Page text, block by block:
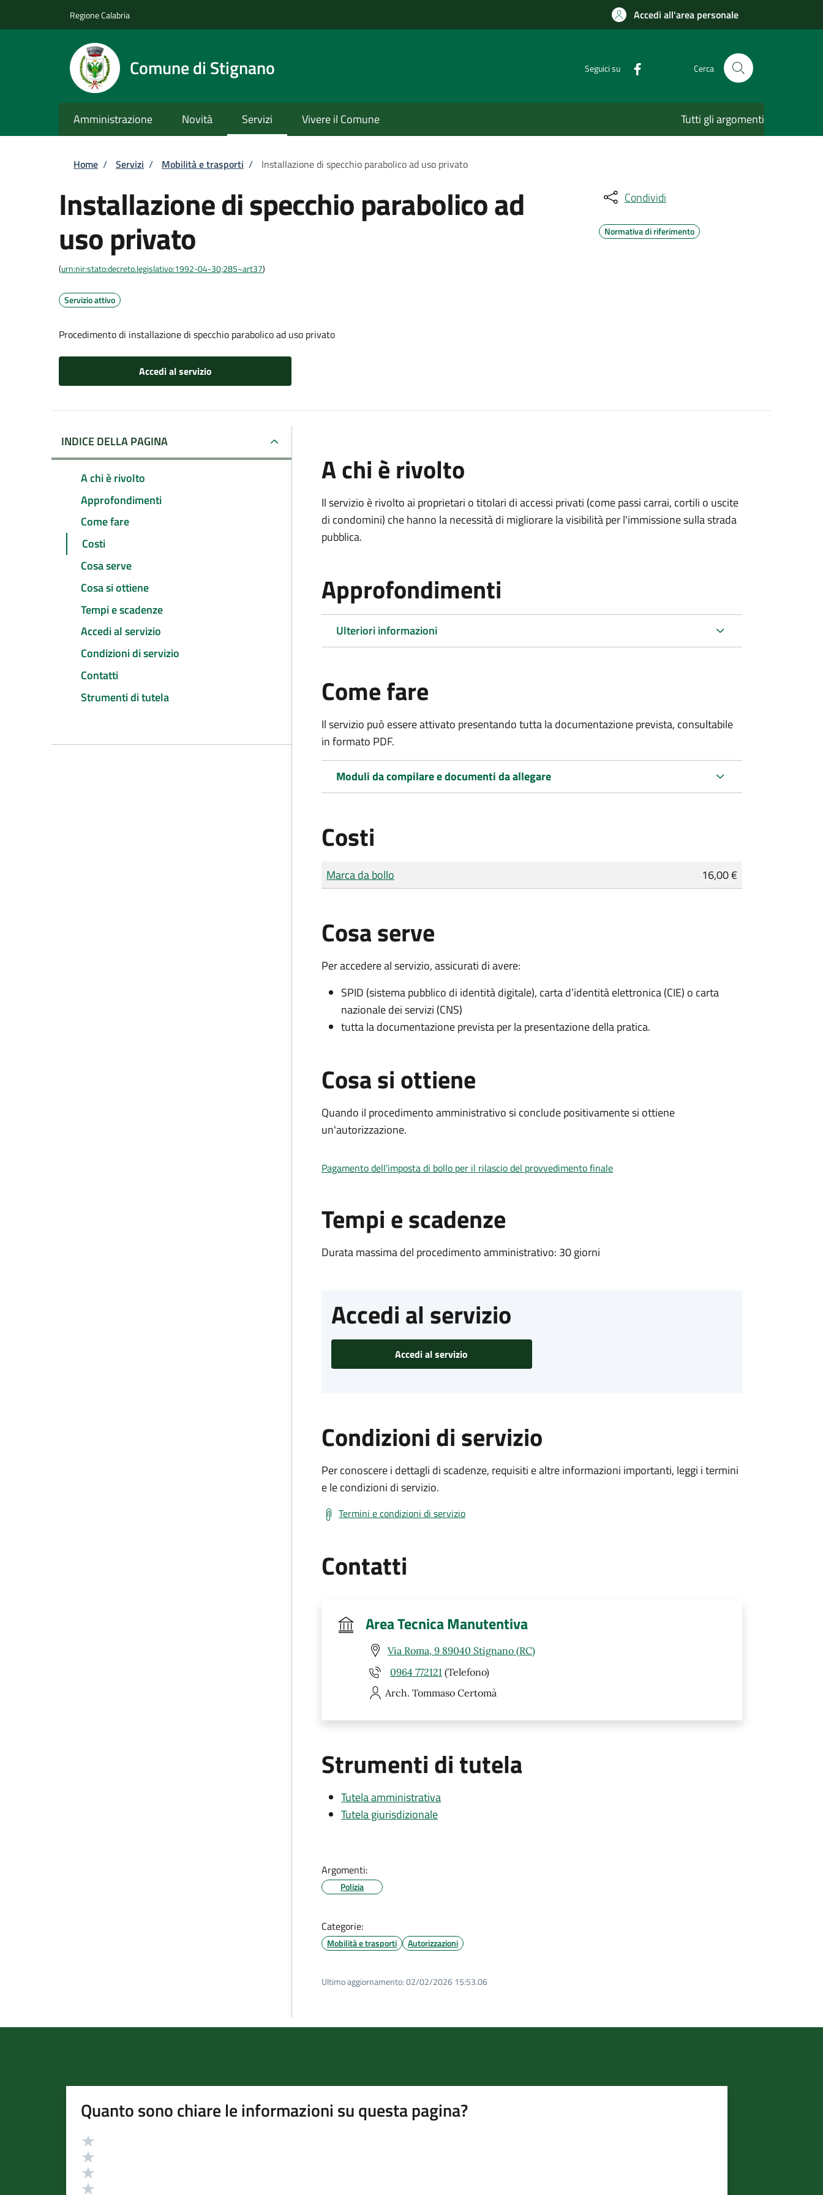
Regione Calabria Accedi all'area personale
Comune di Stignano Seguici su Cerca
Amministrazione Novità Servizi Vivere il Comune Tutti gli argomenti
Briciole di pane
Home / Servizi / Mobilità e trasporti / Installazione di specchio parabolico ad uso privato
Installazione di specchio parabolico ad
uso privato
(urn:nir:stato:decreto.legislativo:1992-04-30;285~art37)
Servizio attivo
Procedimento di installazione di specchio parabolico ad uso privato
Accedi al servizio
Condividi
Normativa di riferimento
INDICE DELLA PAGINA
A chi è rivolto
Approfondimenti
Come fare
Costi
Cosa serve
Cosa si ottiene
Tempi e scadenze
Accedi al servizio
Condizioni di servizio
Contatti
Strumenti di tutela
A chi è rivolto
Il servizio è rivolto ai proprietari o titolari di accessi privati (come passi carrai, cortili o uscite
di condomini) che hanno la necessità di migliorare la visibilità per l'immissione sulla strada
pubblica.
Approfondimenti
Ulteriori informazioni
Come fare
Il servizio può essere attivato presentando tutta la documentazione prevista, consultabile
in formato PDF.
Moduli da compilare e documenti da allegare
Costi
Tipo di pagamento
Importo
Marca da bollo 16,00 €
Cosa serve
Per accedere al servizio, assicurati di avere:
SPID (sistema pubblico di identità digitale), carta d’identità elettronica (CIE) o carta
nazionale dei servizi (CNS)
tutta la documentazione prevista per la presentazione della pratica.
Cosa si ottiene
Quando il procedimento amministrativo si conclude positivamente si ottiene
un'autorizzazione.
Pagamento dell'imposta di bollo per il rilascio del provvedimento finale
Tempi e scadenze
Durata massima del procedimento amministrativo: 30 giorni
Accedi al servizio
Accedi al servizio
Condizioni di servizio
Per conoscere i dettagli di scadenze, requisiti e altre informazioni importanti, leggi i termini
e le condizioni di servizio.
Termini e condizioni di servizio
Contatti
Area Tecnica Manutentiva
Via Roma, 9 89040 Stignano (RC)
0964 772121 (Telefono)
Arch. Tommaso Certomà
Strumenti di tutela
Tutela amministrativa
Tutela giurisdizionale
Argomenti:
Polizia
Categorie:
Mobilità e trasporti Autorizzazioni
Ultimo aggiornamento:02/02/2026 15:53.06
Quanto sono chiare le informazioni su questa pagina?
Valutazione